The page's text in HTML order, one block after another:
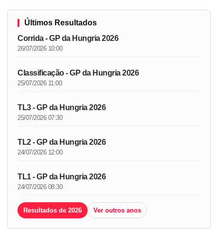
Últimos Resultados
Corrida - GP da Hungria 2026
26/07/2026 10:00
Classificação - GP da Hungria 2026
25/07/2026 11:00
TL3 - GP da Hungria 2026
25/07/2026 07:30
TL2 - GP da Hungria 2026
24/07/2026 12:00
TL1 - GP da Hungria 2026
24/07/2026 08:30
Resultados de 2026 Ver outros anos